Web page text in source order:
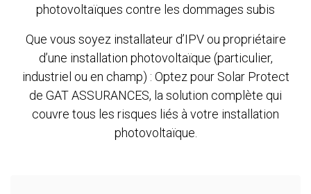
photovoltaïques contre les dommages subis
Que vous soyez installateur d’IPV ou propriétaire
d’une installation photovoltaïque (particulier,
industriel ou en champ) : Optez pour Solar Protect
de GAT ASSURANCES, la solution complète qui
couvre tous les risques liés à votre installation
photovoltaïque.